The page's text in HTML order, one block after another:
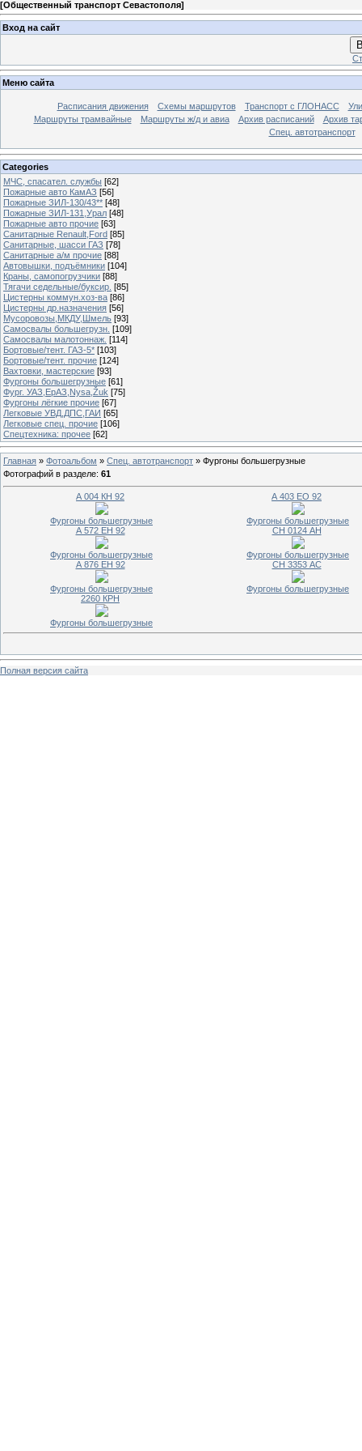
[Общественный транспорт Севастополя]
Вход на сайт
Меню сайта
Расписания движения Схемы маршрутов Транспорт с ГЛОНАСС
Маршруты трамвайные
Маршруты ж/д и авиа Архив расписаний
Архив
Спец. автотранспорт
Categories
МЧС, спасател. службы [62]
Пожарные авто КамАЗ [56]
Пожарные ЗИЛ-130/43** [48]
Пожарные ЗИЛ-131,Урал [48]
Пожарные авто прочие [63]
Санитарные Renault,Ford [85]
Санитарные, шасси ГАЗ [78]
Санитарные а/м прочие [88]
Автовышки, подъёмники [104]
Краны, самопогрузчики [88]
Тягачи седельные/буксир. [85]
Цистерны коммун.хоз-ва [86]
Цистерны др.назначения [56]
Мусоровозы,МКДУ,Шмель [93]
Самосвалы большегрузн. [109]
Самосвалы малотоннаж. [114]
Бортовые/тент. ГАЗ-5* [103]
Бортовые/тент. прочие [124]
Вахтовки, мастерские [93]
Фургоны большегрузные [61]
Фург. УАЗ,ЕрАЗ,Nysa,Žuk [75]
Фургоны лёгкие прочие [67]
Легковые УВД,ДПС,ГАИ [65]
Легковые спец. прочие [106]
Спецтехника: прочее [62]
Главная » Фотоальбом » Спец. автотранспорт » Фургоны большегрузные
Фотографий в разделе: 61
А 004 КН 92
Фургоны большегрузные
А 403 ЕО 92
Фургоны большегрузные
А 572 ЕН 92
Фургоны большегрузные
СН 0124 АН
Фургоны большегрузные
А 876 ЕН 92
Фургоны большегрузные
СН 3353 АС
Фургоны большегрузные
2260 КРН
Фургоны большегрузные
Полная версия сайта